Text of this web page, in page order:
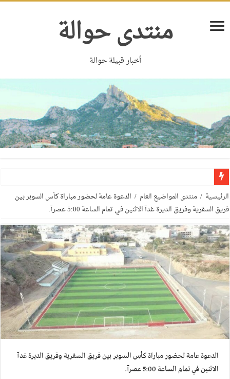
منتدى حوالة
أخبار قبيلة حوالة
الرئيسية / منتدى المواضيع العام / الدعوة عامة لحضور مباراة كأس السوبر بين
فريق السفرية وفريق الديرة غدآ الاثنين في تمام الساعة 5:00 عصرآ.
الدعوة عامة لحضور مباراة كأس السوبر بين فريق السفرية وفريق الديرة غدآ
الاثنين في تمام الساعة 5:00 عصرآ.